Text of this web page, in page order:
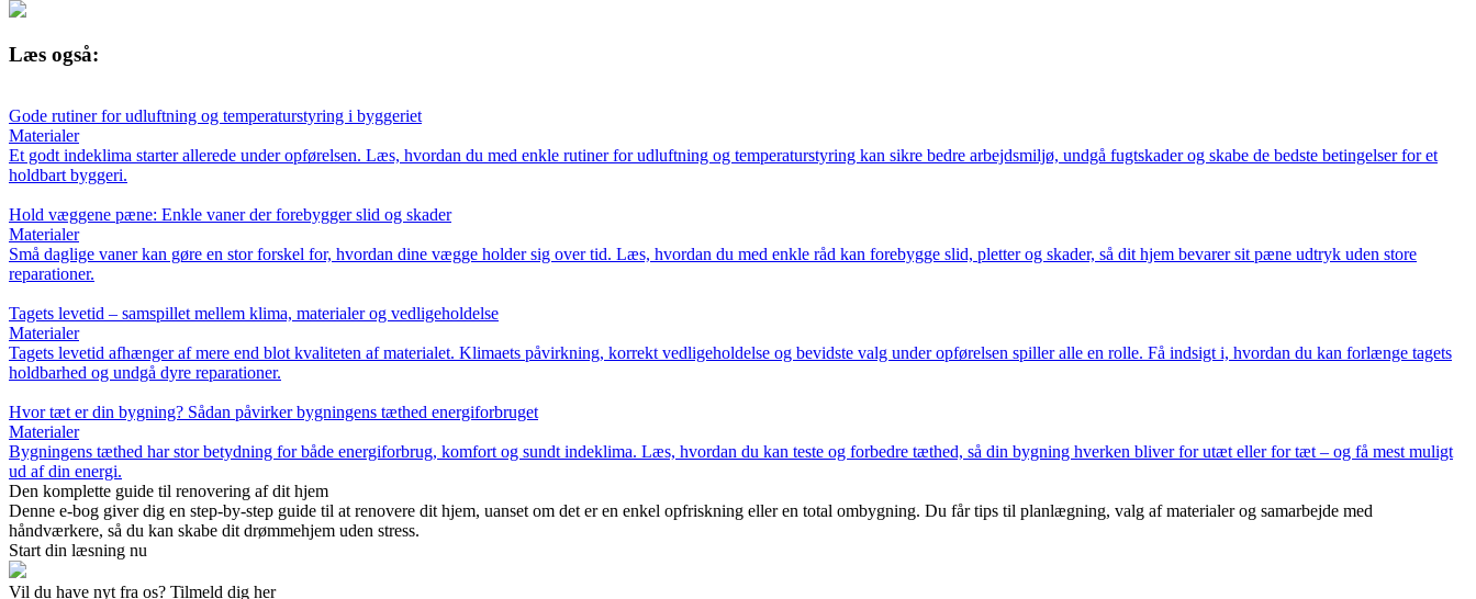
Læs også:
Gode rutiner for udluftning og temperaturstyring i byggeriet
Materialer
Et godt indeklima starter allerede under opførelsen. Læs, hvordan du med enkle rutiner for udluftning og temperaturstyring kan sikre bedre arbejdsmiljø, undgå fugtskader og skabe de bedste betingelser for et
holdbart byggeri.
Hold væggene pæne: Enkle vaner der forebygger slid og skader
Materialer
Små daglige vaner kan gøre en stor forskel for, hvordan dine vægge holder sig over tid. Læs, hvordan du med enkle råd kan forebygge slid, pletter og skader, så dit hjem bevarer sit pæne udtryk uden store
reparationer.
Tagets levetid – samspillet mellem klima, materialer og vedligeholdelse
Materialer
Tagets levetid afhænger af mere end blot kvaliteten af materialet. Klimaets påvirkning, korrekt vedligeholdelse og bevidste valg under opførelsen spiller alle en rolle. Få indsigt i, hvordan du kan forlænge tagets
holdbarhed og undgå dyre reparationer.
Hvor tæt er din bygning? Sådan påvirker bygningens tæthed energiforbruget
Materialer
Bygningens tæthed har stor betydning for både energiforbrug, komfort og sundt indeklima. Læs, hvordan du kan teste og forbedre tæthed, så din bygning hverken bliver for utæt eller for tæt – og få mest muligt
ud af din energi.
Den komplette guide til renovering af dit hjem
Denne e-bog giver dig en step-by-step guide til at renovere dit hjem, uanset om det er en enkel opfriskning eller en total ombygning. Du får tips til planlægning, valg af materialer og samarbejde med
håndværkere, så du kan skabe dit drømmehjem uden stress.
Start din læsning nu
Vil du have nyt fra os? Tilmeld dig her